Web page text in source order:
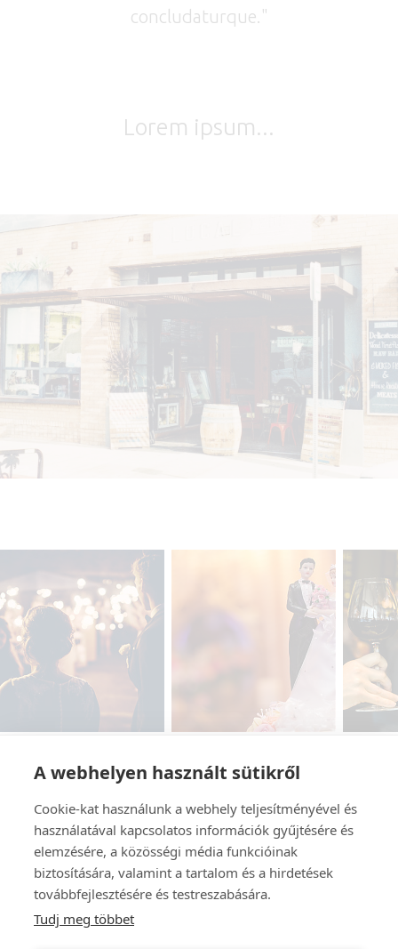
A webhelyen használt sütikről
Cookie-kat használunk a webhely teljesítményével és
használatával kapcsolatos információk gyűjtésére és
elemzésére, a közösségi média funkcióinak
biztosítására, valamint a tartalom és a hirdetések
továbbfejlesztésére és testreszabására.
Tudj meg többet
concludaturque."
Lorem ipsum...
Szaletly Vendéglő és Kert